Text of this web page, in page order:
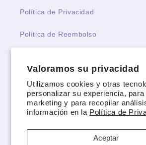
Valoramos su privacidad
Utilizamos cookies y otras
personalizar su experiencia, para
marketing y para recopilar
información en la Política de
Aceptar
Política de Privacidad
Política de Reembolso
Política de reembolso